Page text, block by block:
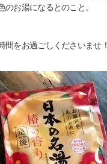
のお湯になるとのこと。
間をお過ごしくださいませ！